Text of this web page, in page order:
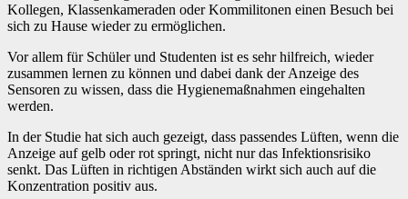
Kollegen, Klassenkameraden oder Kommilitonen einen Besuch bei
sich zu Hause wieder zu ermöglichen.
Vor allem für Schüler und Studenten ist es sehr hilfreich, wieder
zusammen lernen zu können und dabei dank der Anzeige des
Sensoren zu wissen, dass die Hygienemaßnahmen eingehalten
werden.
In der Studie hat sich auch gezeigt, dass passendes Lüften, wenn die
Anzeige auf gelb oder rot springt, nicht nur das Infektionsrisiko
senkt. Das Lüften in richtigen Abständen wirkt sich auch auf die
Konzentration positiv aus.